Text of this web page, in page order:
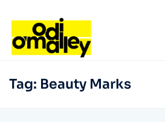
Tag: Beauty Marks